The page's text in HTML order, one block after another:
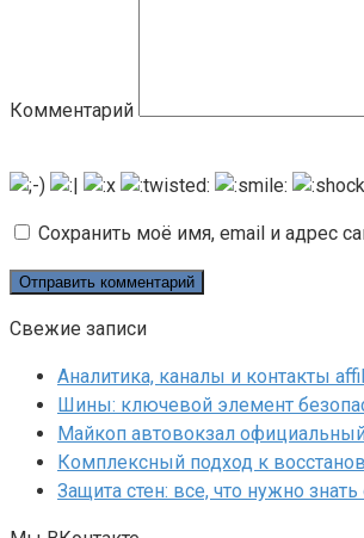
Комментарий
Сохранить моё имя, email и адрес
Свежие записи
Аналитика, каналы и контакты
Шины: ключевой элемент
Майкоп автовокзал официальный
Комплексный подход к
Защита стен: все, что нужно